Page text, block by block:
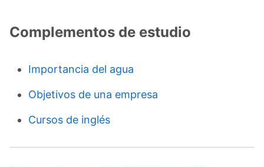
Complementos de estudio
Importancia del agua
Objetivos de una empresa
Cursos de inglés